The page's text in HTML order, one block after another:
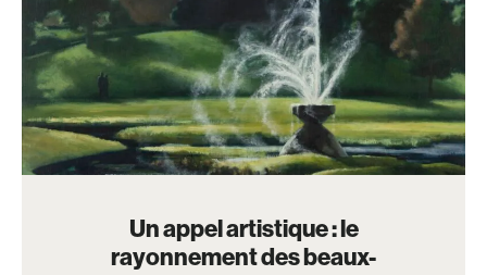
Un appel artistique : le
rayonnement des beaux-